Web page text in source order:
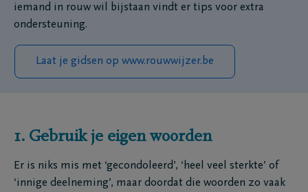
iemand in rouw wil bijstaan vindt er tips voor extra
ondersteuning.
Laat je gidsen op www.rouwwijzer.be
1. Gebruik je eigen woorden
Er is niks mis met ‘gecondoleerd’, ‘heel veel sterkte’ of
‘innige deelneming’, maar doordat die woorden zo vaak